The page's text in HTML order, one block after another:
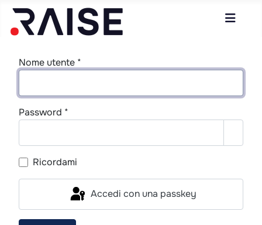
Nome utente *
Password *
Ricordami
Accedi con una passkey